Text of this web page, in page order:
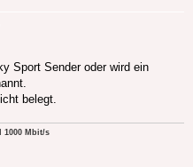
Sport Sender oder wird ein
belegt.
1000 Mbit/s